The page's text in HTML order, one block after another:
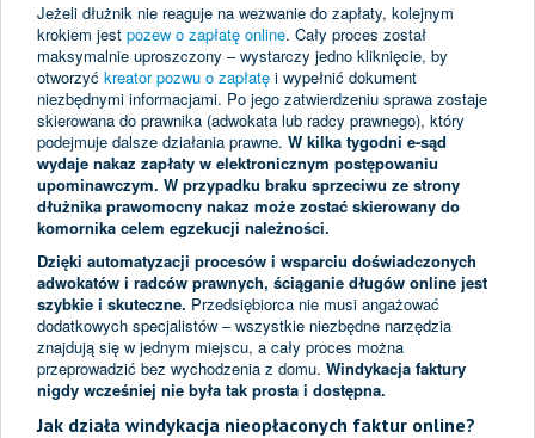
Jeżeli dłużnik nie reaguje na wezwanie do zapłaty, kolejnym
krokiem jest pozew o zapłatę online. Cały proces został
maksymalnie uproszczony – wystarczy jedno kliknięcie, by
otworzyć kreator pozwu o zapłatę i wypełnić dokument
niezbędnymi informacjami. Po jego zatwierdzeniu sprawa zostaje
skierowana do prawnika (adwokata lub radcy prawnego), który
podejmuje dalsze działania prawne. W kilka tygodni e-sąd
wydaje nakaz zapłaty w elektronicznym postępowaniu
upominawczym. W przypadku braku sprzeciwu ze strony
dłużnika prawomocny nakaz może zostać skierowany do
komornika celem egzekucji należności.
Dzięki automatyzacji procesów i wsparciu doświadczonych
adwokatów i radców prawnych, ściąganie długów online jest
szybkie i skuteczne. Przedsiębiorca nie musi angażować
dodatkowych specjalistów – wszystkie niezbędne narzędzia
znajdują się w jednym miejscu, a cały proces można
przeprowadzić bez wychodzenia z domu. Windykacja faktury
nigdy wcześniej nie była tak prosta i dostępna.
Jak działa windykacja nieopłaconych faktur online?